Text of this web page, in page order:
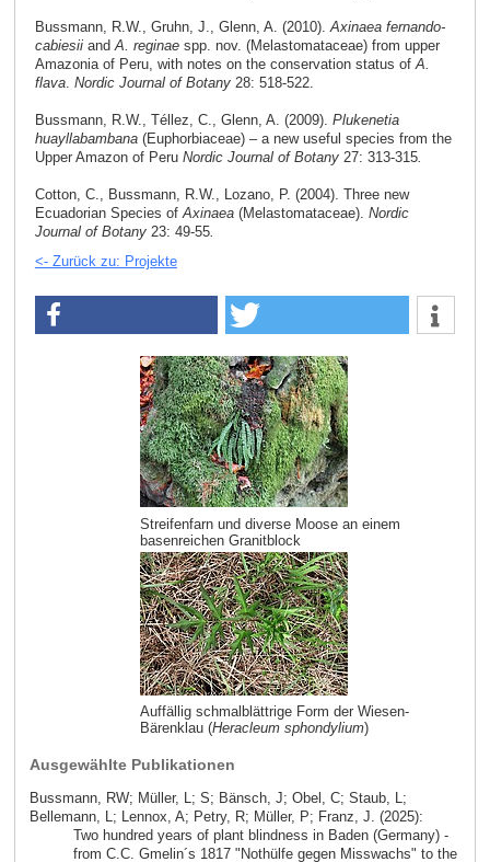
Streifenfarn und diverse Moose an einem
basenreichen Granitblock
Auffällig schmalblättrige Form der Wiesen-
Bärenklau (Heracleum sphondylium)
Bussmann, R.W., Gruhn, J., Glenn, A. (2010).Axinaea fernando-
cabiesiiandA. reginaespp. nov. (Melastomataceae) from upper
Amazonia of Peru, with notes on the conservation status ofA.
flava. Nordic Journal of Botany28: 518-522.
Bussmann, R.W., Téllez, C., Glenn, A. (2009). Plukenetia
huayllabambana(Euphorbiaceae) – a new useful species from the
Upper Amazon of Peru Nordic Journal of Botany27: 313-315.
Cotton, C., Bussmann, R.W., Lozano, P. (2004). Three new
Ecuadorian Species ofAxinaea(Melastomataceae). Nordic
Journal of Botany 23: 49-55.
<- Zurück zu: Projekte
Ausgewählte Publikationen
Bussmann, RW; Müller, L; S; Bänsch, J; Obel, C; Staub, L;
Bellemann, L; Lennox, A; Petry, R; Müller, P; Franz, J. (2025):
Two hundred years of plant blindness in Baden (Germany) -
from C.C. Gmelin´s 1817 "Nothülfe gegen Misswachs" to the